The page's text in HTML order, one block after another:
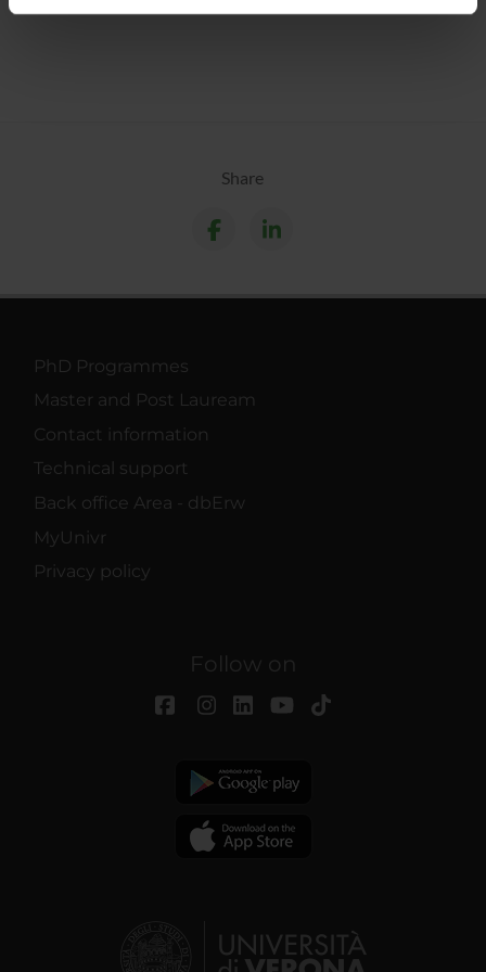
Share
PhD Programmes
Master and Post Lauream
Contact information
Technical support
Back office Area - dbErw
MyUnivr
Privacy policy
Follow on